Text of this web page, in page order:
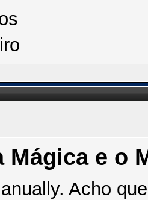
Mágica e o
Acho